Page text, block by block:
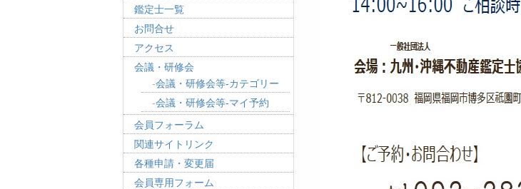
鑑定士一覧
お問合せ
アクセス
会議・研修会
会議・研修会等-カテゴリー
会議・研修会等-マイ予約
会員フォーラム
関連サイトリンク
各種申請・変更届
会員専用フォーム